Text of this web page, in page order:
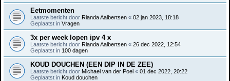
Eetmomenten
Laatste bericht door Rianda Aalbertsen « 02 jan 2023, 18:18
Geplaatst in Vragen
3x per week lopen ipv 4 x
Laatste bericht door Rianda Aalbertsen « 26 dec 2022, 12:54
Geplaatst in 100 dagen
KOUD DOUCHEN (EEN DIP IN DE ZEE)
Laatste bericht door Michael van der Poel « 01 dec 2022, 20:22
Geplaatst in Koud douchen